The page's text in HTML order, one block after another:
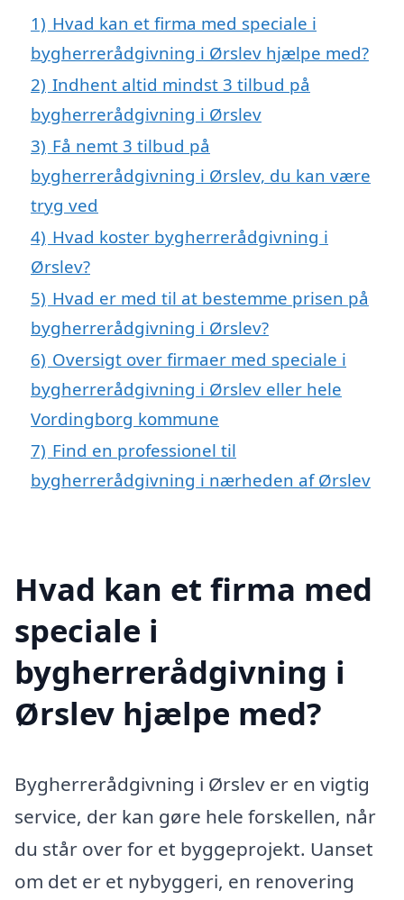
1) Hvad kan et firma med speciale i
bygherrerådgivning i Ørslev hjælpe med?
2) Indhent altid mindst 3 tilbud på
bygherrerådgivning i Ørslev
3) Få nemt 3 tilbud på
bygherrerådgivning i Ørslev, du kan være
tryg ved
4) Hvad koster bygherrerådgivning i
Ørslev?
5) Hvad er med til at bestemme prisen på
bygherrerådgivning i Ørslev?
6) Oversigt over firmaer med speciale i
bygherrerådgivning i Ørslev eller hele
Vordingborg kommune
7) Find en professionel til
bygherrerådgivning i nærheden af Ørslev
Hvad kan et firma med
speciale i
bygherrerådgivning i
Ørslev hjælpe med?
Bygherrerådgivning i Ørslev er en vigtig
service, der kan gøre hele forskellen, når
du står over for et byggeprojekt. Uanset
om det er et nybyggeri, en renovering